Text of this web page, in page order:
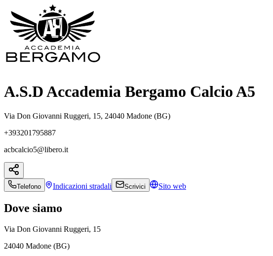
A.S.D Accademia Bergamo Calcio A5
Via Don Giovanni Ruggeri, 15, 24040 Madone (BG)
+393201795887
acbcalcio5@libero.it
Telefono Indicazioni stradali Scrivici Sito web
Dove siamo
Via Don Giovanni Ruggeri, 15
24040 Madone (BG)